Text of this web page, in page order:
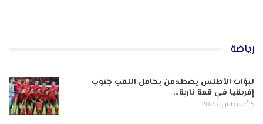
رياضة
لبؤات الأطلس يصطدمن بحامل اللقب جنوب
إفريقيا في قمة نارية…
5 أغسطس, 2026